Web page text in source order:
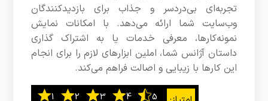
تجربه‌ای بی‌دردسر و جذاب برای بازدیدکنندگان
وب‌سایت شما ارائه می‌دهد. با امکانات نمایش
نمونه‌کارها، معرفی خدمات یا به اشتراک گذاری
داستان آژانس شما، املین ابزارهای لازم را برای انجام
این کارها با زیبایی و اصالت فراهم می‌کند.